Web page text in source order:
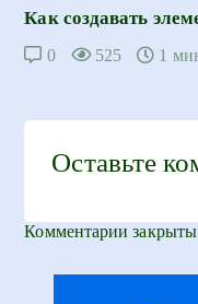
Как создавать
0 525 1
Оставьте
Комментарии